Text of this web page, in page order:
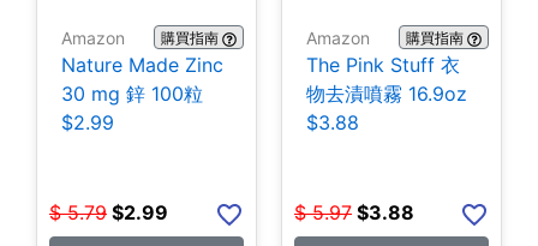
Amazon 購買指南
Nature Made Zinc
30 mg 鋅 100粒
$2.99
$ 5.79 $2.99
Amazon 購買指南
The Pink Stuff 衣
物去漬噴霧 16.9oz
$3.88
$ 5.97 $3.88